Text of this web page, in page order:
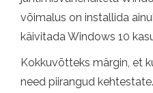
võimalus on installida
käivitada Windows 10
Kokkuvõtteks märgin, et
need piirangud